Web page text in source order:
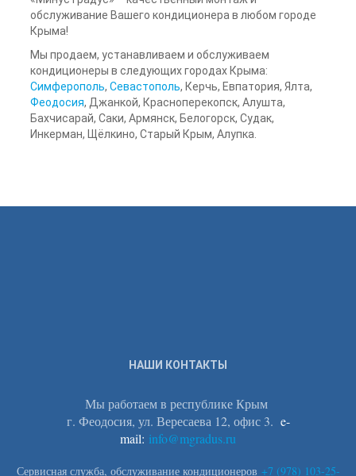
обслуживание Вашего кондиционера в любом городе
Крыма!
Мы продаем, устанавливаем и обслуживаем
кондиционеры в следующих городах Крыма:
Симферополь, Севастополь, Керчь, Евпатория, Ялта,
Феодосия, Джанкой, Красноперекопск, Алушта,
Бахчисарай, Саки, Армянск, Белогорск, Судак,
Инкерман, Щёлкино, Старый Крым, Алупка.
НАШИ КОНТАКТЫ
Мы работаем в республике Крым
г. Феодосия, ул. Вересаева 12, офис 3. e-
mail: info@mgradus.ru
Сервисная служба, обслуживание кондиционеров +7 (978) 103-25-